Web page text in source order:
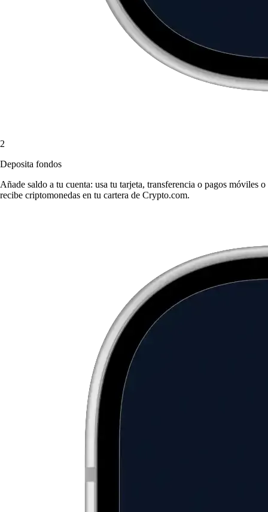
2
Deposita fondos
Añade saldo a tu cuenta: usa tu tarjeta, transferencia o pagos móviles o
recibe criptomonedas en tu cartera de Crypto.com.